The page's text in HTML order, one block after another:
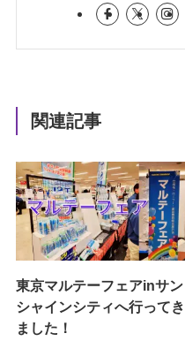
関連記事
東京マルテーフェアinサン
シャインシティへ行ってき
ました！